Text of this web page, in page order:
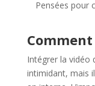
Pensées pour
Intégrer la vidéo
intimidant, mais